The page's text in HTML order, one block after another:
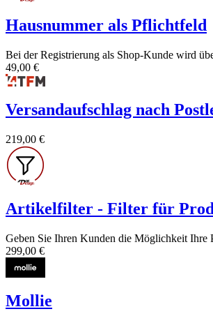
Hausnummer als Pflichtfeld
Bei der Registrierung als Shop-Kunde wird
49,00 €
Versandaufschlag nach
219,00 €
Artikelfilter - Filter für
Geben Sie Ihren Kunden die Möglichkeit Ihre
299,00 €
Mollie